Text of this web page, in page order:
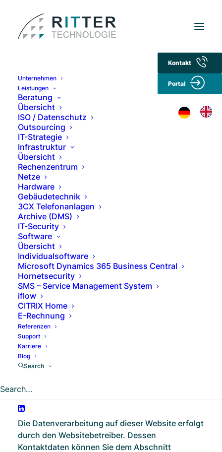
Unternehmen
Leistungen
Beratung
Übersicht
ISO / Datenschutz
Outsourcing
IT-Strategie
Infrastruktur
Übersicht
Rechenzentrum
Netze
Hardware
Gebäudetechnik
3CX Telefonanlagen
Archive (DMS)
IT-Security
Software
Übersicht
Individualsoftware
Microsoft Dynamics 365 Business Central
Hornetsecurity
SMS – Service Management System
iflow
CITRIX Home
E-Rechnung
Referenzen
Support
Karriere
Blog
Kontakt
Portal
Search
Datenschutz­erklärung
1. Datenschutz auf einen Blick
Allgemeine Hinweise
Wir nehmen den Schutz Ihrer persönlichen Daten
sehr ernst und möchten, dass Sie beim Besuch
unserer Internetseite sicher sind. Unsere
Datenschutzpraxis folgt insbesondere den
Vorgaben der EU- Datenschutz-
Grundverordnung (DSGVO), des
Bundesdatenschutzgesetzes (BDSG) und des
Telekommunikation-Digitale-Dienste-
Datenschutz-Gesetzes (TDDDG). An dieser
Stelle möchten wir Sie über Art, Umfang und
Zweck der Verarbeitung Ihrer
personenbezogenen Daten informieren. Wir
weisen Sie vorab darauf hin, dass sich diese
Datenschutzerklärung lediglich auf unsere
Webseiten bezieht und nicht für Webseiten
Dritter gilt, auf die wir in Form von Links
hinweisen.
Datenerfassung auf dieser Website
Wer ist verantwortlich für die Datenerfassung
auf dieser Website?
Die Datenverarbeitung auf dieser Website erfolgt
durch den Websitebetreiber. Dessen
Kontaktdaten können Sie dem Abschnitt